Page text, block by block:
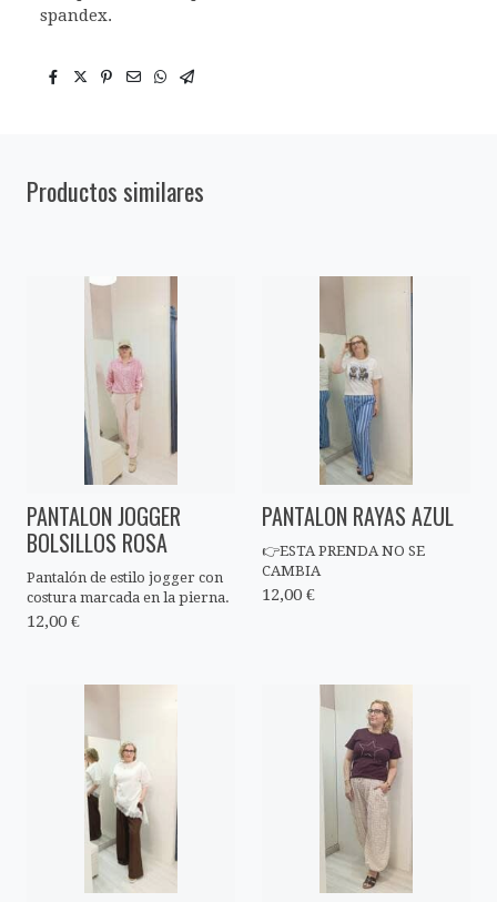
spandex.
Productos similares
PANTALON JOGGER
BOLSILLOS ROSA
Pantalón de estilo jogger con
costura marcada en la pierna.
12,00 €
PANTALON RAYAS AZUL
👉ESTA PRENDA NO SE
CAMBIA
12,00 €